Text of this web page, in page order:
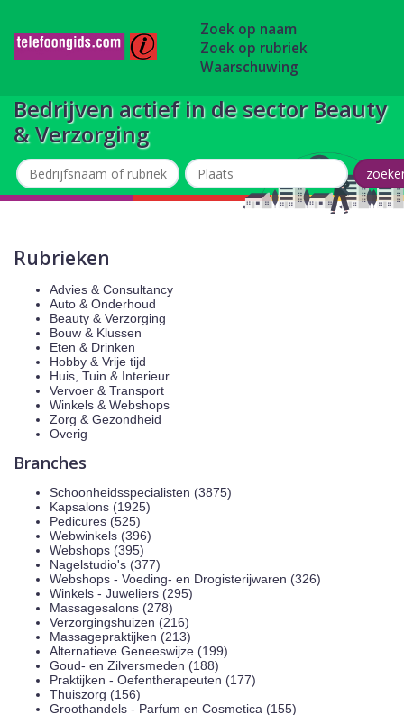
Zoek op naam
Zoek op rubriek
Waarschuwing
Bedrijven actief in de sector Beauty
& Verzorging
Rubrieken
Advies & Consultancy
Auto & Onderhoud
Beauty & Verzorging
Bouw & Klussen
Eten & Drinken
Hobby & Vrije tijd
Huis, Tuin & Interieur
Vervoer & Transport
Winkels & Webshops
Zorg & Gezondheid
Overig
Branches
Schoonheidsspecialisten (3875)
Kapsalons (1925)
Pedicures (525)
Webwinkels (396)
Webshops (395)
Nagelstudio's (377)
Webshops - Voeding- en Drogisterijwaren (326)
Winkels - Juweliers (295)
Massagesalons (278)
Verzorgingshuizen (216)
Massagepraktijken (213)
Alternatieve Geneeswijze (199)
Goud- en Zilversmeden (188)
Praktijken - Oefentherapeuten (177)
Thuiszorg (156)
Groothandels - Parfum en Cosmetica (155)